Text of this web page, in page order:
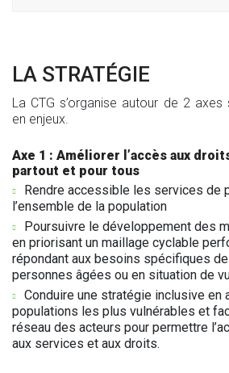
LA STRATÉGIE
La CTG s’organise autour de 2
en enjeux.
Axe 1 : Améliorer l’accès aux
partout et pour tous
Rendre accessible les services de
l’ensemble de la population
Poursuivre le développement des
en priorisant un maillage cyclable
répondant aux besoins spécifiques
personnes âgées ou en situation de
Conduire une stratégie inclusive en
populations les plus vulnérables et
réseau des acteurs pour permettre
aux services et aux droits.